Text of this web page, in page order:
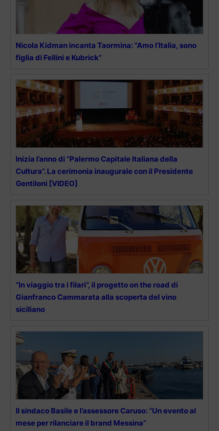
Nicola Kidman incanta Taormina: “Amo l’Italia, sono
figlia di Fellini e Kubrick”
Inizia l’anno di “Palermo Capitale Italiana della
Cultura”. La cerimonia inaugurale con il Presidente
Gentiloni [VIDEO]
“In viaggio tra i filari”, il progetto on the road di
Gianfranco Cammarata alla scoperta del vino
siciliano
Il sindaco Basile e l’assessore Caruso: “Un evento al
mese per rilanciare il brand Messina”